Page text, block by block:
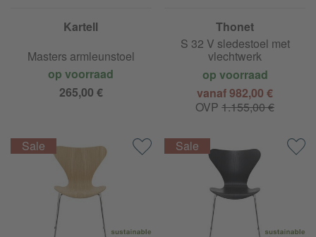
Kartell
Masters armleunstoel
op voorraad
265,00 €
Thonet
S 32 V sledestoel met
vlechtwerk
op voorraad
vanaf 982,00 €
OVP1.155,00 €